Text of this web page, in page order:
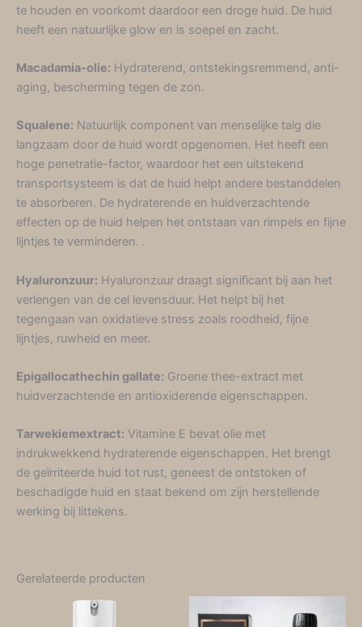
te houden en voorkomt daardoor een droge huid. De huid
heeft een natuurlijke glow en is soepel en zacht.
Macadamia-olie: Hydraterend, ontstekingsremmend, anti-
aging, bescherming tegen de zon.
Squalene: Natuurlijk component van menselijke talg die
langzaam door de huid wordt opgenomen. Het heeft een
hoge penetratie-factor, waardoor het een uitstekend
transportsysteem is dat de huid helpt andere bestanddelen
te absorberen. De hydraterende en huidverzachtende
effecten op de huid helpen het ontstaan van rimpels en fijne
lijntjes te verminderen. .
Hyaluronzuur: Hyaluronzuur draagt significant bij aan het
verlengen van de cel levensduur. Het helpt bij het
tegengaan van oxidatieve stress zoals roodheid, fijne
lijntjes, ruwheid en meer.
Epigallocathechin gallate: Groene thee-extract met
huidverzachtende en antioxiderende eigenschappen.
Tarwekiemextract: Vitamine E bevat olie met
indrukwekkend hydraterende eigenschappen. Het brengt
de geïrriteerde huid tot rust, geneest de ontstoken of
beschadigde huid en staat bekend om zijn herstellende
werking bij littekens.
Gerelateerde producten